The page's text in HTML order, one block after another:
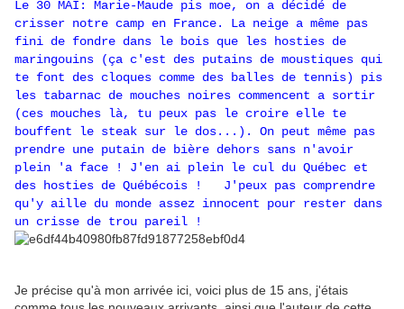
Le 30 MAI: Marie-Maude pis moe, on a décidé de
crisser notre camp en France. La neige a même pas
fini de fondre dans le bois que les hosties de
maringouins (ça c'est des putains de moustiques qui
te font des cloques comme des balles de tennis) pis
les tabarnac de mouches noires commencent a sortir
(ces mouches là, tu peux pas le croire elle te
bouffent le steak sur le dos...). On peut même pas
prendre une putain de bière dehors sans n'avoir
plein 'a face ! J'en ai plein le cul du Québec et
des hosties de Québécois ! J'peux pas comprendre
qu'y aille du monde assez innocent pour rester dans
un crisse de trou pareil !
Je précise qu'à mon arrivée ici, voici plus de 15 ans, j'étais